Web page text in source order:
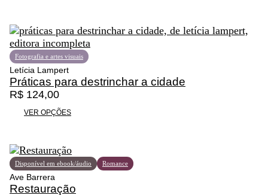
l
e
r
a
:
R
,
0
0
R
$
5
Fotografia e artes visuais
Letícia Lampert
Práticas para destrinchar a cidade
R$ 124,00
x
a
d
e
VER OPÇÕES
e
p
r
o
Disponível em ebook/áudio Romance
Ave Barrera
Restauração